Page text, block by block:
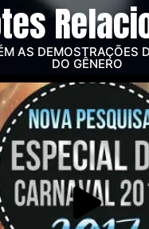
AS DEMOSTRAÇÕES
DO GÊNERO